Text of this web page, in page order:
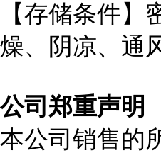
【存储条件】
燥、阴凉、通
公司郑重声明
本公司销售的